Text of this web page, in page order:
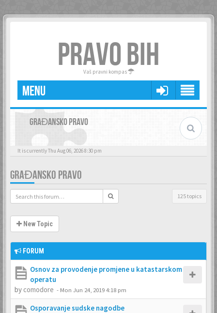
PRAVO BIH
Vaš pravni kompas
MENU
GRAĐANSKO PRAVO
It is currently Thu Aug 06, 2026 8:30 pm
GRAĐANSKO PRAVO
125 topics
New Topic
FORUM
Osnov za provodenje promjene u katastarskom
operatu
by comodore - Mon Jun 24, 2019 4:18 pm
Osporavanje sudske nagodbe